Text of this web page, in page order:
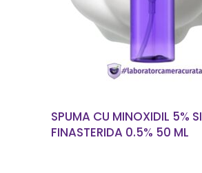
SPUMA CU MINOXIDIL 5% SI
FINASTERIDA 0.5% 50 ML